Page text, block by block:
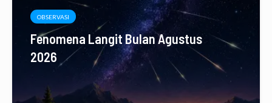
OBSERVASI
Fenomena Langit Bulan Agustus
2026